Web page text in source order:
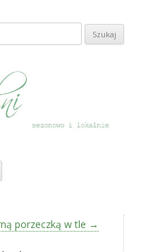
Przeskocz do treści
porzeczką w tle →